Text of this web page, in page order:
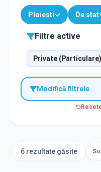
Ploiesti De stat
Filtre active
Private (Particulare)
Modifică filtrele
6 rezultate găsite